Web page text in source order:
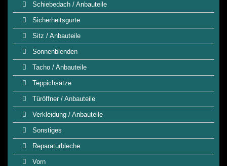
Schiebedach / Anbauteile
Sicherheitsgurte
Sitz / Anbauteile
Sonnenblenden
Tacho / Anbauteile
Teppichsätze
Türöffner / Anbauteile
Verkleidung / Anbauteile
Sonstiges
Reparaturbleche
Vorn